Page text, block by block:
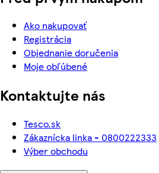
Ako nakupovať
Registrácia
Objednanie doručenia
Moje obľúbené
Kontaktujte nás
Tesco.sk
Zákaznícka linka - 0800222333
Výber obchodu